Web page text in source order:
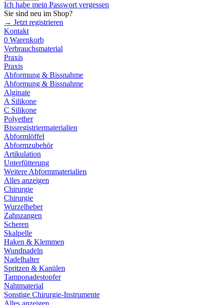
Ich habe mein Passwort vergessen
Sie sind neu im Shop?
→ Jetzt registrieren
Kontakt
0 Warenkorb
Verbrauchsmaterial
Praxis
Praxis
Abformung & Bissnahme
Abformung & Bissnahme
Alginate
A Silikone
C Silikone
Polyether
Bissregistriermaterialien
Abformlöffel
Abformzubehör
Artikulation
Unterfütterung
Weitere Abformmaterialien
Alles anzeigen
Chirurgie
Chirurgie
Wurzelheber
Zahnzangen
Scheren
Skalpelle
Haken & Klemmen
Wundnadeln
Nadelhalter
Spritzen & Kanülen
Tamponadestopfer
Nahtmaterial
Sonstige Chirurgie-Instrumente
Alles anzeigen